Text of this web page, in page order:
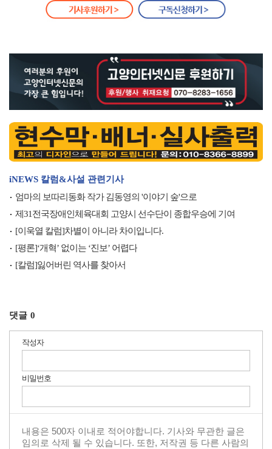
iNEWS 칼럼&사설 관련기사
엄마의 보따리동화 작가 김동영의 '이야기 숲'으로
제31전국장애인체육대회 고양시 선수단이 종합우승에 기여
[이욱열 칼럼]차별이 아니라 차이입니다.
[평론]‘개혁’ 없이는 ‘진보’ 어렵다
[칼럼]잃어버린 역사를 찾아서
댓글 0
작성자
비밀번호